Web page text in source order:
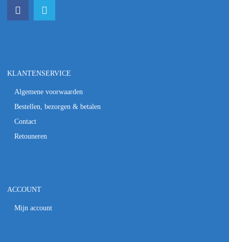
KLANTENSERVICE
Algemene voorwaarden
Bestellen, bezorgen & betalen
Contact
Retouneren
ACCOUNT
Mijn account